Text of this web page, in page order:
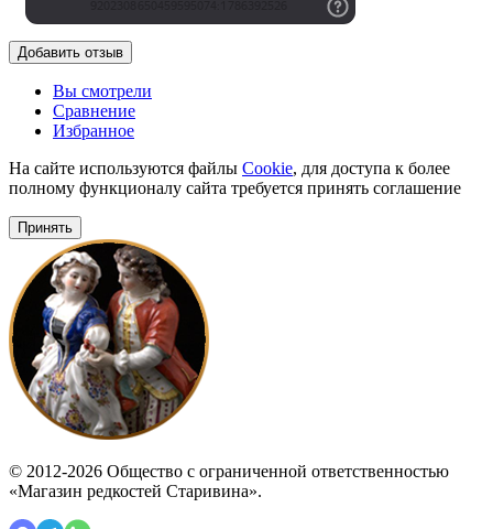
Добавить отзыв
Вы смотрели
Сравнение
Избранное
На сайте используются файлы Cookie, для доступа к более
полному функционалу сайта требуется принять соглашение
Принять
© 2012-2026 Общество с ограниченной ответственностью
«Магазин редкостей Старивина».